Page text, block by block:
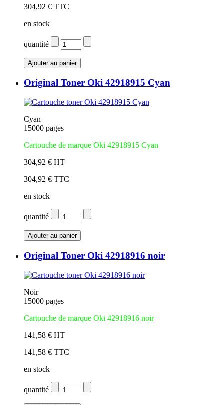
304,92 € TTC
en stock
quantité
Original Toner Oki 42918915 Cyan
Cyan
15000 pages
Cartouche de marque Oki 42918915 Cyan
304,92 € HT
304,92 € TTC
en stock
quantité
Original Toner Oki 42918916 noir
Noir
15000 pages
Cartouche de marque Oki 42918916 noir
141,58 € HT
141,58 € TTC
en stock
quantité